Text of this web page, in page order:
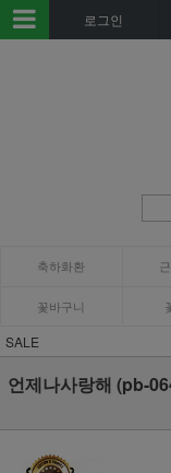
로그인
축하화환
꽃바구니
SALE
언제나사랑해 (pb-